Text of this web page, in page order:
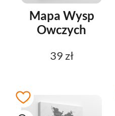
Mapa Wysp
Owczych
39 zł